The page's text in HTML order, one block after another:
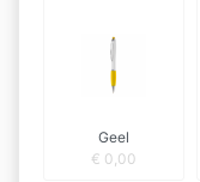
Geel
€ 0,00